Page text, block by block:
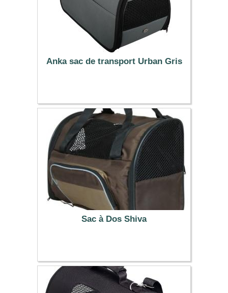
Anka sac de transport Urban Gris
18.99 €
Sac à Dos Shiva
34.99 €